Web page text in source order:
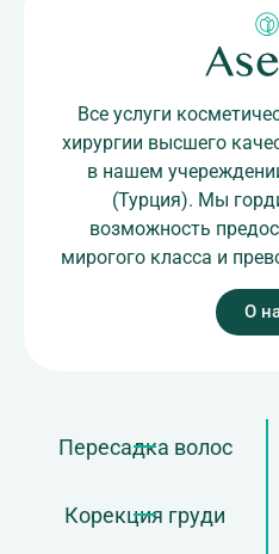
Все услуги
хирургии высшего
в нашем
(Турция). Мы
возможность
мирогого класса и
О
Пересадка волос
Корекция груди